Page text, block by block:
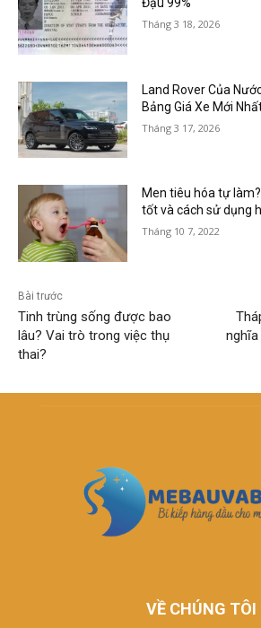
Tháng 3 18, 2026
Land Rover Của
Bảng Giá Xe Mới
Tháng 3 17, 2026
Men tiêu hóa tự
tốt và cách sử dụng
Tháng 10 7, 2022
Bài trước
Tinh trùng sống được bao
lâu? Vai trò trong việc thụ
thai?
VỀ CHÚNG TÔI